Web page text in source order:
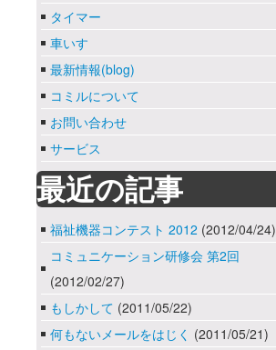
タイマー
車いす
最新情報(blog)
コミルについて
お問い合わせ
サービス
最近の記事
福祉機器コンテスト 2012 (2012/04/24)
コミュニケーション研修会 第2回
(2012/02/27)
もしかして (2011/05/22)
何もないメールをはじく (2011/05/21)